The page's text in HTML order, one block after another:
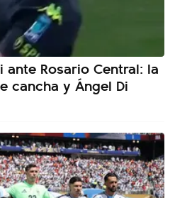
Rosario Central: la
cancha y Ángel Di